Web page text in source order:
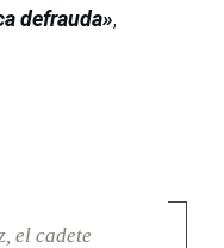
defrauda»,
el cadete